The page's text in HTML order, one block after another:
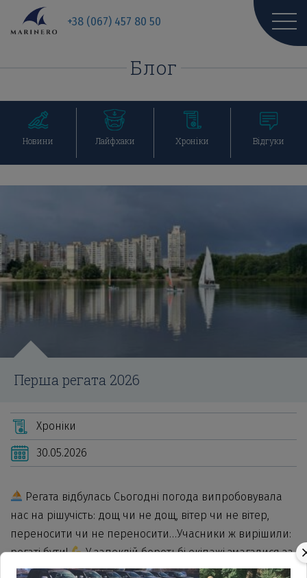
+38 (067) 457 80 50
Блог
Новини
Перейти
Лайфхаки
Перейти
Хроніки
Перейти
Відгуки
Перейти
Перша регата 2026
Хроніки
30.05.2026
Регата відбулась Сьогодні погода випробовувала
нас на рішучість: дощ чи не дощ, вітер чи не вітер,
переносити чи не переносити…Учасники ж вирішили:
регаті бути!
У запеклій боротьбі екіпажі змагалися за
кожен метр дистанції, демонструючи азарт, командну